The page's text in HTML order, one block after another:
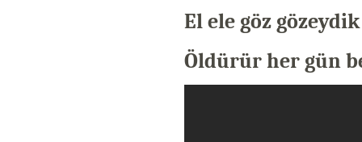
El ele göz
Öldürür her gün